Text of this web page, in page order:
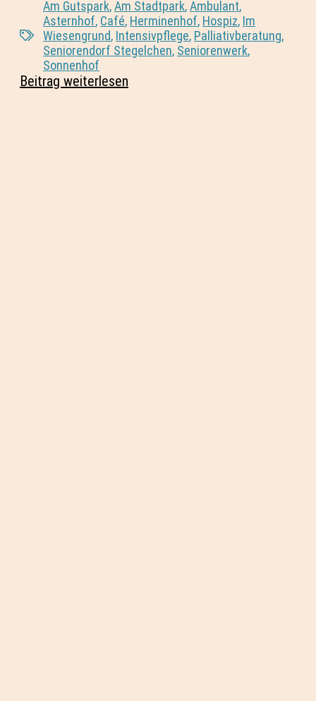
Am Gutspark,Am Stadtpark,Ambulant,
Asternhof, Café, Herminenhof, Hospiz, Im
Wiesengrund, Intensivpflege, Palliativberatung,
Seniorendorf Stegelchen, Seniorenwerk,
Sonnenhof
Beitrag weiterlesen